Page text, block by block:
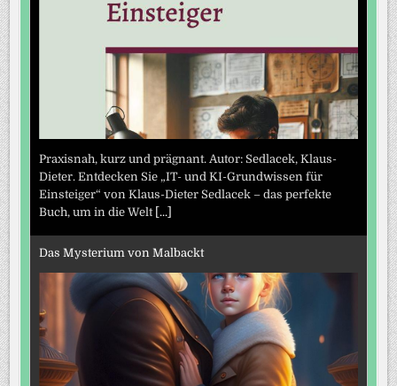
Praxisnah, kurz und prägnant. Autor: Sedlacek, Klaus-
Dieter. Entdecken Sie „IT- und KI-Grundwissen für
Einsteiger“ von Klaus-Dieter Sedlacek – das perfekte
Buch, um in die Welt [...]
Das Mysterium von Malbackt